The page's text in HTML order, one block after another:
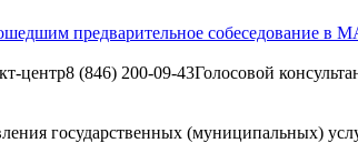
предварительное собеседование
центр8 (846) 200-09-43Голосовой
государственных (муниципальных)